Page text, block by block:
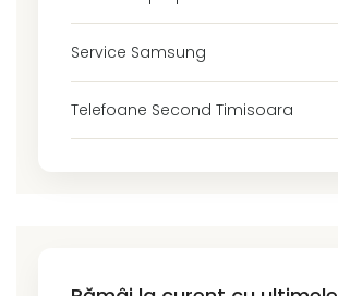
Service Samsung
Telefoane Second Timisoara